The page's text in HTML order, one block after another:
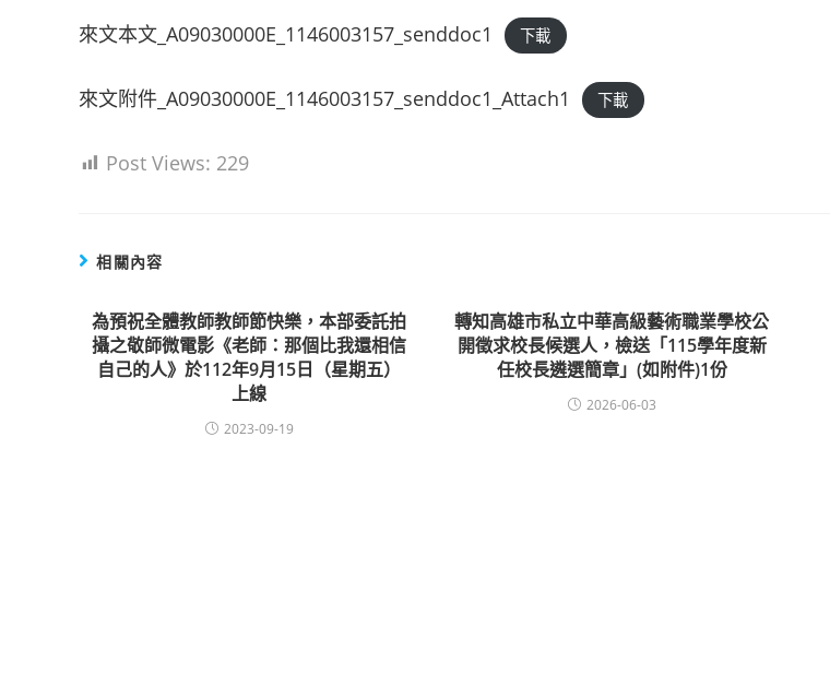
來文本文_A09030000E_1146003157_senddoc1 下載
來文附件_A09030000E_1146003157_senddoc1_Attach1 下載
Post Views: 229
相關內容
為預祝全體教師教師節快樂，本部委託拍
攝之敬師微電影《老師：那個比我還相信
自己的人》於112年9月15日（星期五）
上線
2023-09-19
轉知高雄市私立中華高級藝術職業學校公
開徵求校長候選人，檢送「115學年度新
任校長遴選簡章」(如附件)1份
2026-06-03